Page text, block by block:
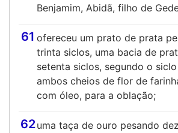
Benjamim, Abidã, filho de
61 ofereceu um prato de prata
trinta siclos, uma bacia de
setenta siclos, segundo o
ambos cheios de flor de
com óleo, para a oblação;
62uma taça de ouro pesando